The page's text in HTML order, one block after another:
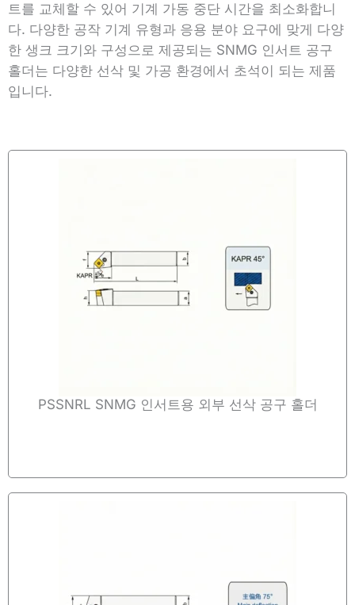
트를 교체할 수 있어 기계 가동 중단 시간을 최소화합니
다. 다양한 공작 기계 유형과 응용 분야 요구에 맞게 다양
한 생크 크기와 구성으로 제공되는 SNMG 인서트 공구
홀더는 다양한 선삭 및 가공 환경에서 초석이 되는 제품
입니다.
PSSNRL SNMG 인서트용 외부 선삭 공구 홀더